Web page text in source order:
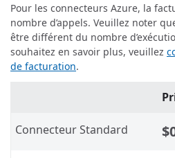
Pour les connecteurs Azure, la
nombre d’appels. Veuillez noter
être différent du nombre
souhaitez en savoir plus, veuillez
de facturation.
Connecteur Standard